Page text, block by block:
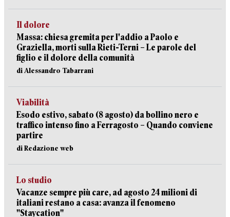
Il dolore
Massa: chiesa gremita per l'addio a Paolo e
Graziella, morti sulla Rieti-Terni – Le parole del
figlio e il dolore della comunità
di Alessandro Tabarrani
Viabilità
Esodo estivo, sabato (8 agosto) da bollino nero e
traffico intenso fino a Ferragosto – Quando conviene
partire
di Redazione web
Lo studio
Vacanze sempre più care, ad agosto 24 milioni di
italiani restano a casa: avanza il fenomeno
"Staycation"